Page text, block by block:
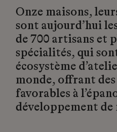
Onze maisons,
sont aujourd’hui
de 700 artisans et
spécialités, qui
écosystème
monde, offrant
favorables à
développement de